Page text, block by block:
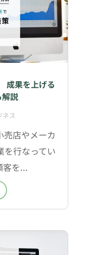
成果を上げる
説
ネス
売店やメーカ
を行なってい
客を...